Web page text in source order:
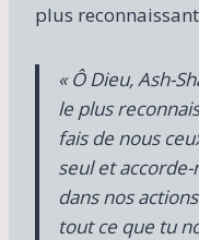
plus
« Ô Dieu, Ash-
le plus
fais de nous
seul et
dans nos
tout ce que tu